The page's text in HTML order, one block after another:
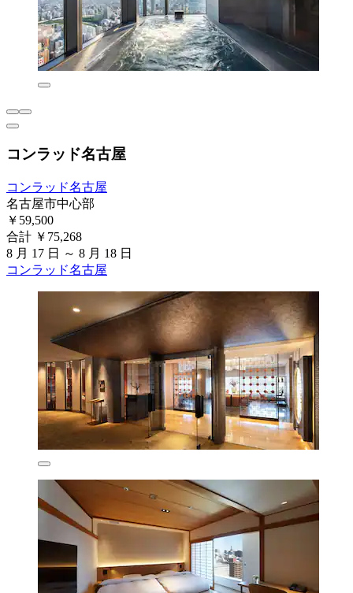
コンラッド名古屋
コンラッド名古屋
名古屋市中心部
￥59,500
合計 ￥75,268
8 月 17 日 ～ 8 月 18 日
コンラッド名古屋